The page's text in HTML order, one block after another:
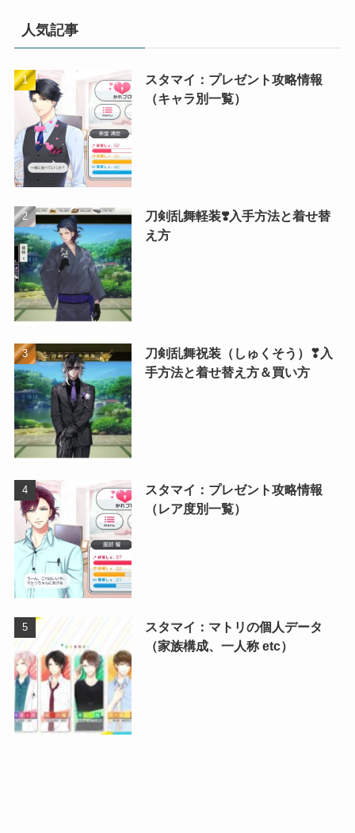
人気記事
スタマイ：プレゼント攻略情報
（キャラ別一覧）
刀剣乱舞軽装❣️入手方法と着せ替
え方
刀剣乱舞祝装（しゅくそう）❣入
手方法と着せ替え方＆買い方
スタマイ：プレゼント攻略情報
（レア度別一覧）
スタマイ：マトリの個人データ
（家族構成、一人称 etc）